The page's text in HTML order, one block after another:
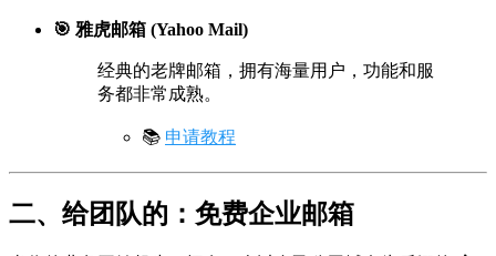
🎯 雅虎邮箱 (Yahoo Mail)
经典的老牌邮箱，拥有海量用户，功能和服
务都非常成熟。
📚 申请教程
二、给团队的：免费企业邮箱